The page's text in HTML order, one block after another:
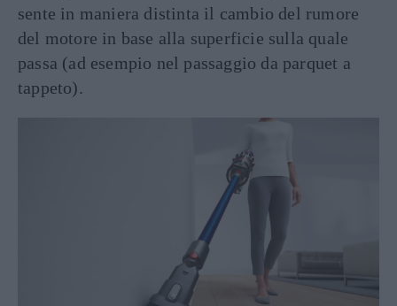
sente in maniera distinta il cambio del rumore
del motore in base alla superficie sulla quale
passa (ad esempio nel passaggio da parquet a
tappeto).